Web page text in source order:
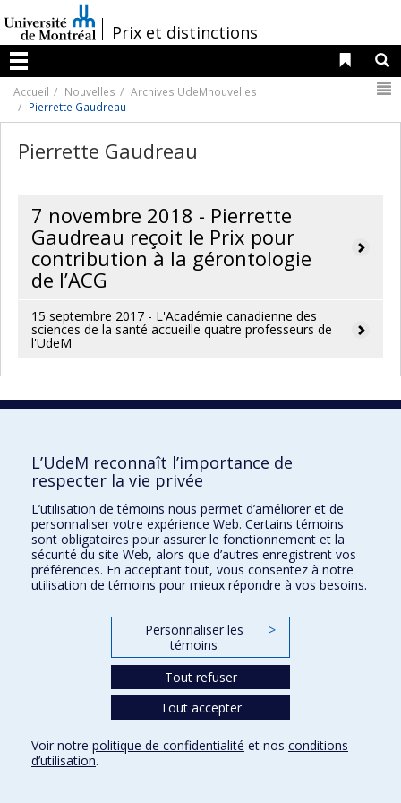
au
contenu
/Prix et distinctions
Menu
Liens
Accueil Nouvelles
Archives UdeMnouvelles
Pierrette Gaudreau
Pierrette Gaudreau
7 novembre 2018 - Pierrette
Gaudreau reçoit le Prix pour
contribution à la gérontologie
de l’ACG
15 septembre 2017 - L'Académie canadienne des
sciences de la santé accueille quatre professeurs de
l'UdeM
Plan du site|Accessibilité
Confidentialité
Conditions d’utilisation
Paramètres des témoins
Université de
Montréal
L’UdeM reconnaît l’importance de
respecter la vie privée
L’utilisation de témoins nous permet d’améliorer et de
personnaliser votre expérience Web. Certains témoins
sont obligatoires pour assurer le fonctionnement et la
sécurité du site Web, alors que d’autres enregistrent vos
préférences. En acceptant tout, vous consentez à notre
utilisation de témoins pour mieux répondre à vos besoins.
Personnaliser les
témoins
>
Tout refuser
Tout accepter
Voir notre politique de confidentialité et nos conditions
d’utilisation.